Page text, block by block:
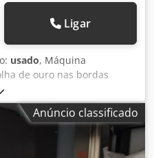
Ligar
usado, Máquina
de ouro nas bordas
Estações de lixamento
do lixamento Escova
de preparação da
de folha de ouro Mesa de
Anúncio classificado